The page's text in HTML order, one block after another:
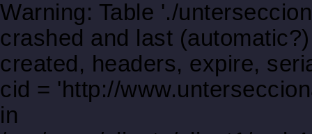
Warning: Table './
crashed and last
created, headers, expire,
cid = 'http://
in